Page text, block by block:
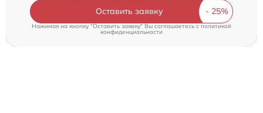
Оставить заявку
Нажимая на кнопку "Оставить заявку" Вы соглашаетесь c политикой
конфиденциальности